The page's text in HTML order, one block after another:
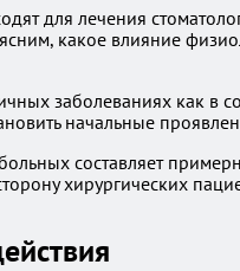
для лечения
какое влияние
заболеваниях как в
начальные
составляет
хирургических